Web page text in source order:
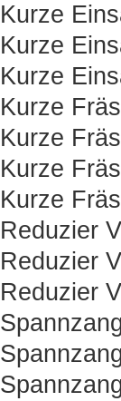
Kurze
Kurze
Kurze
Kurze
Kurze
Kurze
Kurze
Reduzier
Reduzier
Reduzier